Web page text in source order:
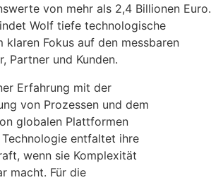
von mehr als 2,4 Billionen Euro.
Wolf tiefe technologische
klaren Fokus auf den messbaren
Partner und Kunden.
Erfahrung mit der
von Prozessen und dem
globalen Plattformen
entfaltet ihre
wenn sie Komplexität
macht. Für die